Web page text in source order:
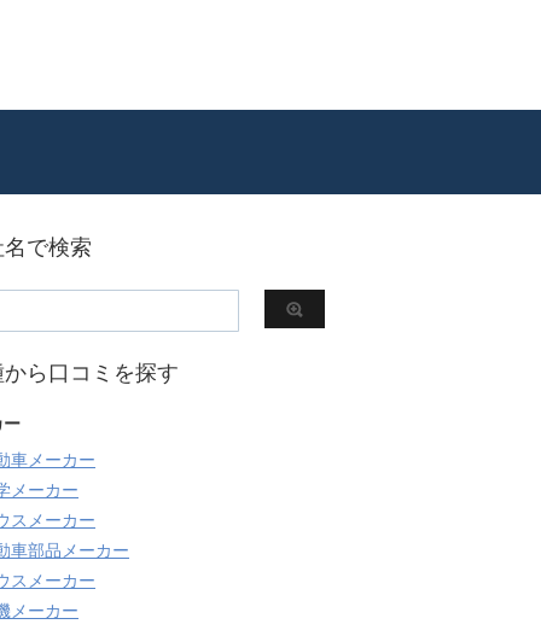
で検索
ら口コミを探す
ー
車メーカー
メーカー
スメーカー
車部品メーカー
スメーカー
メーカー